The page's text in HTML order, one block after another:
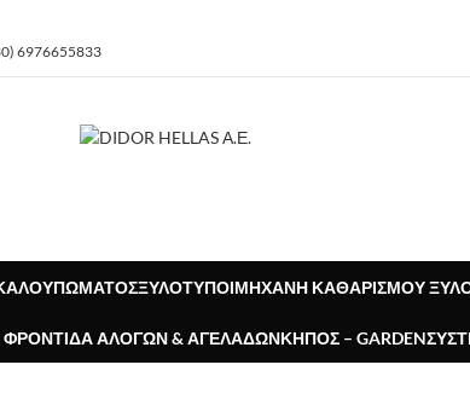
6976655833
ΞΥΛΌΤΥΠΟΙΜΗΧΑΝΉ ΚΑΘΑΡΙΣΜΟΎ
ΦΡΟΝΤΊΔΑ ΑΛΌΓΩΝ & ΑΓΕΛΆΔΩΝΚΉΠΟΣ – GARDEN